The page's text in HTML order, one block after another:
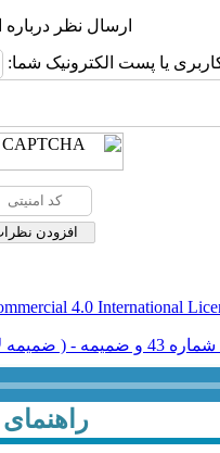
ارسال نظر درباره
یا پست الکترونیک شما:
4.0 International